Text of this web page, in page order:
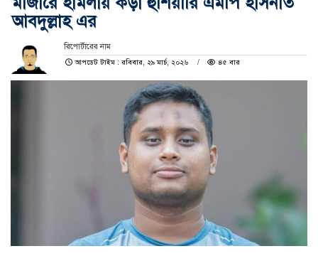
আবদুল্লাহ এর
রিপোর্টারের নাম
আপডেট টাইম : রবিবার, ২৯ মার্চ, ২০২৬
৪৫ বার